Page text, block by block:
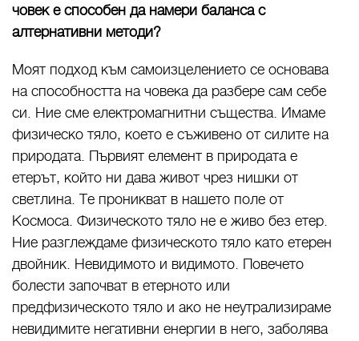
човек е способен да намери баланса с
алтернативни методи?
Моят подход към самоизцелението се основава
на способността на човека да разбере сам себе
си. Ние сме електромагнитни същества. Имаме
физическо тяло, което е съживено от силите на
природата. Първият елемент в природата е
етерът, който ни дава живот чрез нишки от
светлина. Те проникват в нашето поле от
Космоса. Физическото тяло не е живо без етер.
Ние разглеждаме физическото тяло като етерен
двойник. Невидимото и видимото. Повечето
болести започват в етерното или
предфизическото тяло и ако не неутрализираме
невидимите негативни енергии в него, заболява